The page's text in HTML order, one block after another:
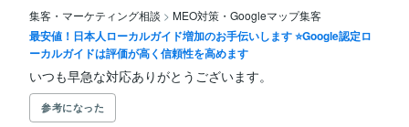
集客・マーケティング相談 > MEO対策・Googleマップ集客
最安値！日本人ローカルガイド増加のお手伝いします ⭐Google認定ロ
ーカルガイドは評価が高く信頼性を高めます
いつも早急な対応ありがとうございます。
参考になった